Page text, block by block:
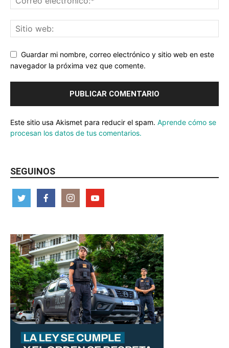
Guardar mi nombre, correo electrónico y sitio web en este
navegador la próxima vez que comente.
Este sitio usa Akismet para reducir el spam. Aprende cómo se
procesan los datos de tus comentarios.
SEGUINOS